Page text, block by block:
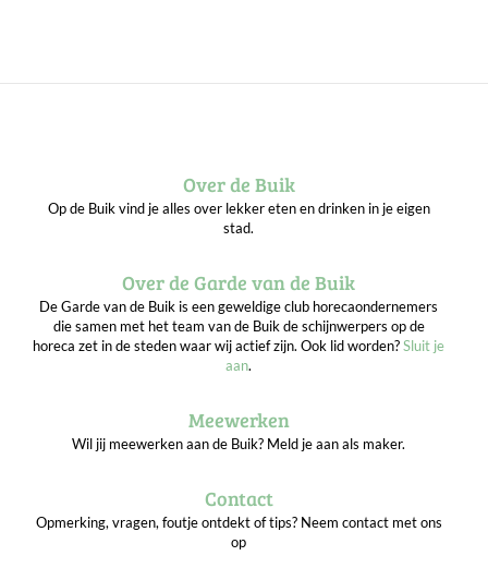
Over de Buik
Op de Buik vind je alles over lekker eten en drinken in je eigen
stad.
Over de Garde van de Buik
De Garde van de Buik is een geweldige club horecaondernemers
die samen met het team van de Buik de schijnwerpers op de
horeca zet in de steden waar wij actief zijn. Ook lid worden?Sluit je
aan.
Meewerken
Wil jij meewerken aan de Buik? Meld je aan als maker.
Contact
Opmerking, vragen, foutje ontdekt of tips? Neem contact met ons
op